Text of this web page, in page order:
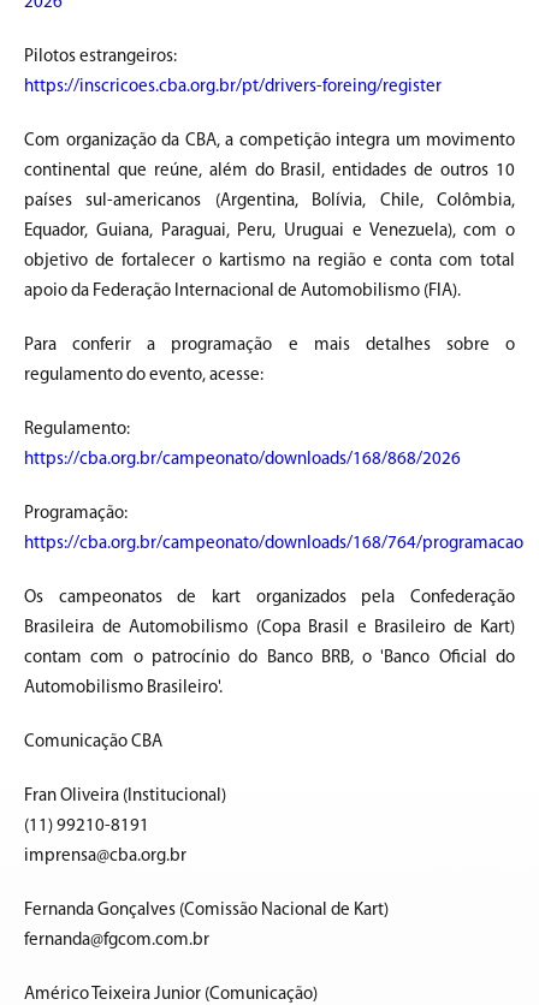
Pilotos estrangeiros:
https://inscricoes.cba.org.br/pt/drivers-foreing/register
Com organização da CBA, a competição integra um movimento
continental que reúne, além do Brasil, entidades de outros 10
países sul-americanos (Argentina, Bolívia, Chile, Colômbia,
Equador, Guiana, Paraguai, Peru, Uruguai e Venezuela), com o
objetivo de fortalecer o kartismo na região e conta com total
apoio da Federação Internacional de Automobilismo (FIA).
Para conferir a programação e mais detalhes sobre o
regulamento do evento, acesse:
Regulamento:
https://cba.org.br/campeonato/downloads/168/868/2026
Programação:
https://cba.org.br/campeonato/downloads/168/764/programacao
Os campeonatos de kart organizados pela Confederação
Brasileira de Automobilismo (Copa Brasil e Brasileiro de Kart)
contam com o patrocínio do Banco BRB, o 'Banco Oficial do
Automobilismo Brasileiro'.
Comunicação CBA
Fran Oliveira (Institucional)
(11) 99210-8191
imprensa@cba.org.br
Fernanda Gonçalves (Comissão Nacional de Kart)
fernanda@fgcom.com.br
Américo Teixeira Junior (Comunicação)